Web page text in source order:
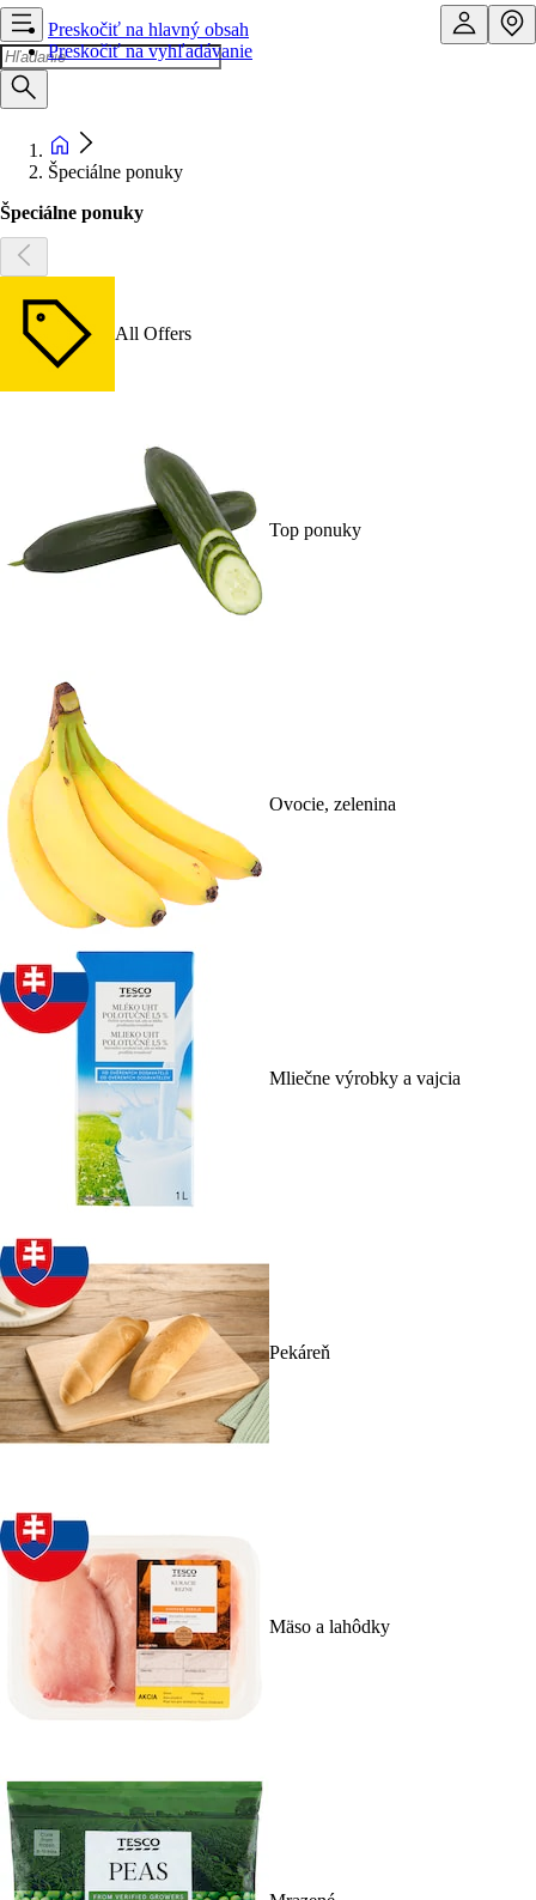
Preskočiť na hlavný obsah
Preskočiť na vyhľadávanie
Špeciálne ponuky
Špeciálne ponuky
All Offers
Top ponuky
Ovocie, zelenina
Mliečne výrobky a vajcia
Pekáreň
Mäso a lahôdky